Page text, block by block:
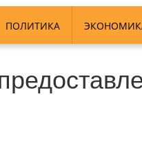
ПОЛИТИКА